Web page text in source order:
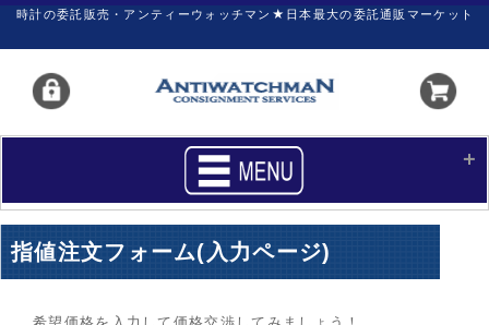
時計の委託販売・アンティーウォッチマン★日本最大の委託通販マーケット
買いたい 売りたい
指値注文フォーム(入力ページ)